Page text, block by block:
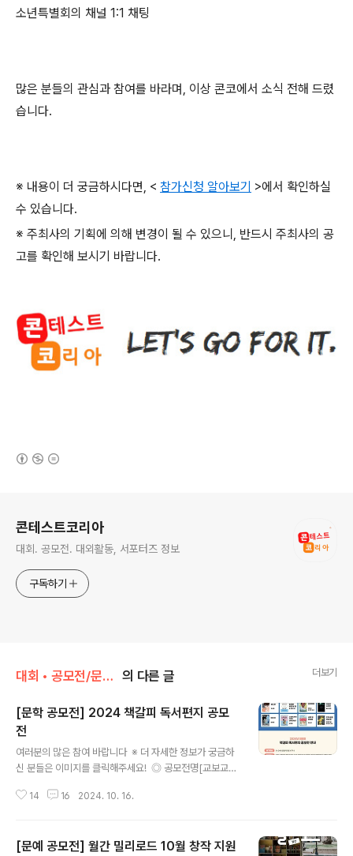
소년특별회의 채널 1:1 채팅
많은 분들의 관심과 참여를 바라며, 이상 콘코에서 소식 전해 드렸
습니다.
※ 내용이 더 궁금하시다면, < 참가신청 알아보기 >에서 확인하실
수 있습니다.
※ 주최사의 기획에 의해 변경이 될 수 있으니 , 반드시 주최사의 공
고를 확인해 보시기 바랍니다.
콘테스트코리아
대회. 공모전. 대외활동, 서포터즈 정보
구독하기
대회 • 공모전/문학 • 문예 • 네이밍 • 슬로건 의 다른 글 더보기
[문학 공모전] 2024 책갈피 독서편지 공모
전
여러분의 많은 참여 바랍니다 ※ 더 자세한 정보가 궁금하
신 분들은 이미지를 클릭해주세요! ◎ 공모전명[교보교육
세 연령 누구나 ◎ 접수기간2024년 11월 24일(일) 자정
선정 이유②책에서 가장 인상 깊게 다가왔던 대목③책을
14 16 2024. 10. 16.
[문예 공모전] 월간 밀리로드 10월 창작 지원